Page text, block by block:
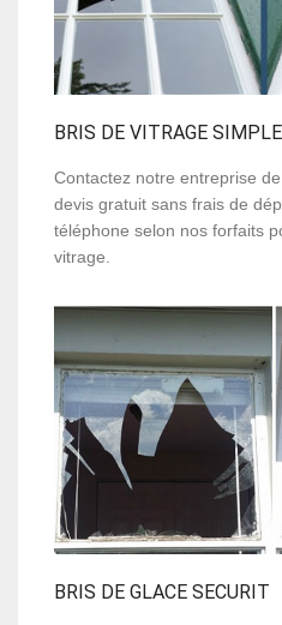
BRIS DE VITRAGE SIMPLE
Contactez notre entreprise
devis gratuit sans frais de
téléphone selon nos forfaits
vitrage.
BRIS DE GLACE SECURIT